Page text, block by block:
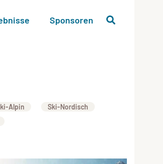
Sponsoren
Alpin
Ski-Nordisch